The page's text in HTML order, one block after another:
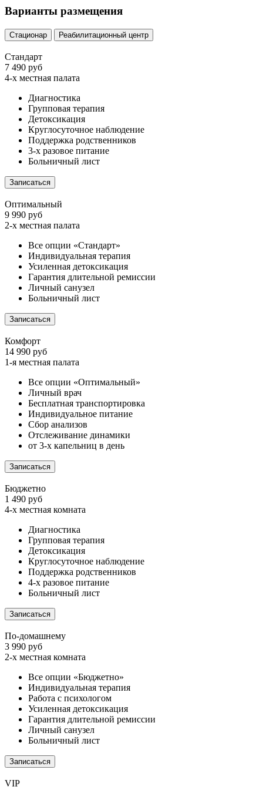
Варианты размещения
Стационар Реабилитационный центр
Стандарт
7 490 руб
4-х местная палата
Диагностика
Групповая терапия
Детоксикация
Круглосуточное наблюдение
Поддержка родственников
3-х разовое питание
Больничный лист
Записаться
Оптимальный
9 990 руб
2-х местная палата
Все опции «Стандарт»
Индивидуальная терапия
Усиленная детоксикация
Гарантия длительной ремиссии
Личный санузел
Больничный лист
Записаться
Комфорт
14 990 руб
1-я местная палата
Все опции «Оптимальный»
Личный врач
Бесплатная транспортировка
Индивидуальное питание
Сбор анализов
Отслеживание динамики
от 3-х капельниц в день
Записаться
Бюджетно
1 490 руб
4-х местная комната
Диагностика
Групповая терапия
Детоксикация
Круглосуточное наблюдение
Поддержка родственников
4-х разовое питание
Больничный лист
Записаться
По-домашнему
3 990 руб
2-х местная комната
Все опции «Бюджетно»
Индивидуальная терапия
Работа с психологом
Усиленная детоксикация
Гарантия длительной ремиссии
Личный санузел
Больничный лист
Записаться
VIP